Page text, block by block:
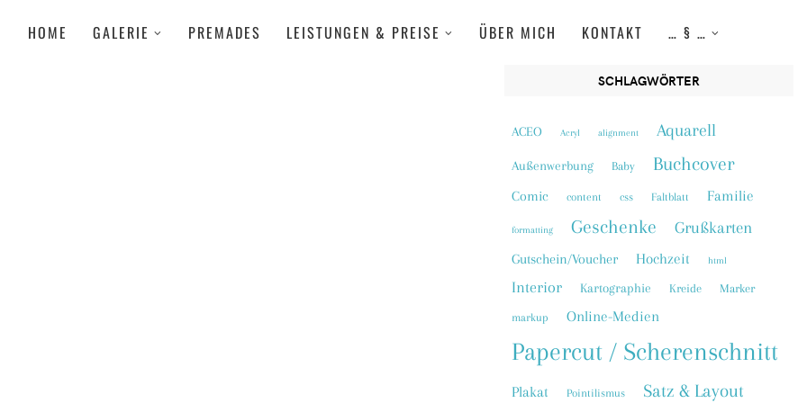
HOME GALERIE PREMADES LEISTUNGEN & PREISE ÜBER MICH KONTAKT … § …
SCHLAGWÖRTER
ACEO Acryl alignment Aquarell
Außenwerbung Baby Buchcover
Comic content css Faltblatt Familie
formatting Geschenke Grußkarten
Gutschein/Voucher Hochzeit html
Interior Kartographie Kreide Marker
markup Online-Medien
Papercut / Scherenschnitt
Plakat Pointilismus Satz & Layout